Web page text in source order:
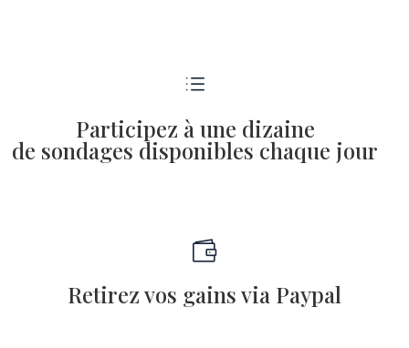
d
Participez à une dizaine
de sondages disponibles chaque jour

Retirez vos gains via Paypal